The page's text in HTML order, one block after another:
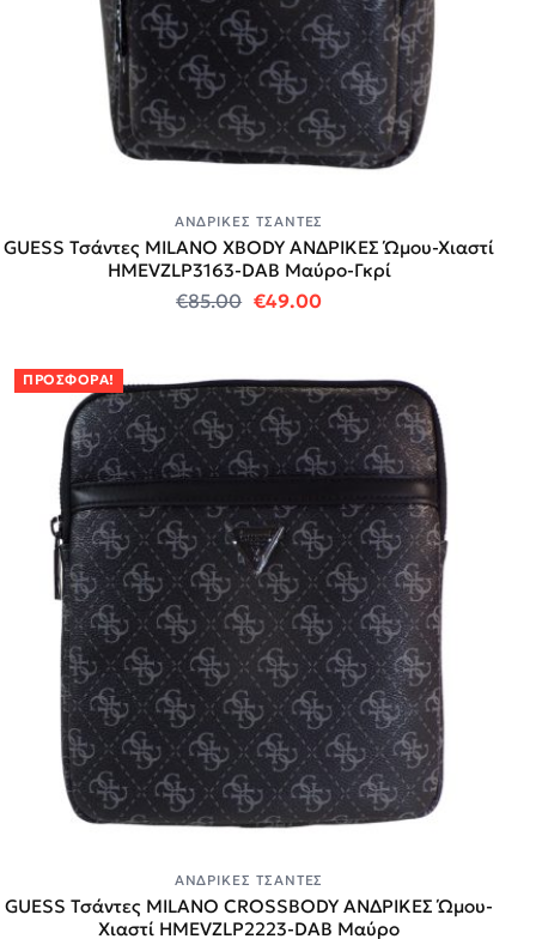
ΑΝΔΡΙΚΈΣ ΤΣΆΝΤΕΣ
GUESS Τσάντες MILANO XBODY ΑΝΔΡΙΚΕΣ Ώμου-Χιαστί
HMEVZLP3163-DAB Μαύρο-Γκρί
€85.00 Original price was: €85.00.
€49.00Η τρέχουσα τιμή
ΠΡΟΣΦΟΡΆ!
ΑΝΔΡΙΚΈΣ ΤΣΆΝΤΕΣ
GUESS Τσάντες MILANO CROSSBODY ΑΝΔΡΙΚΕΣ Ώμου-
Χιαστί HMEVZLP2223-DAB Μαύρο